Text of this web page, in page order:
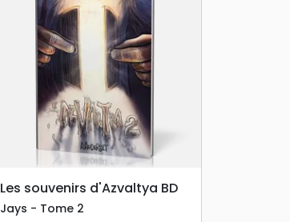
search APERÇU RAPIDE
Les souvenirs d'Azvaltya BD
Jays - Tome 2